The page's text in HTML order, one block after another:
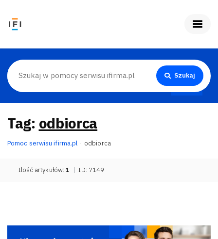
Szukaj
Tag: odbiorca
Pomoc serwisu ifirma.pl odbiorca
Ilość artykułów:1 | ID: 7149